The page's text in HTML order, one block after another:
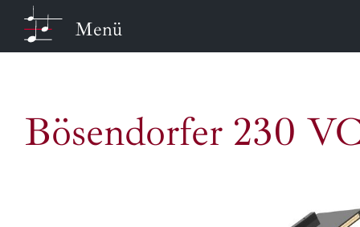
Menü
Bösendorfer 230